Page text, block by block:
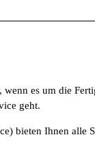
wenn es um die
geht.
bieten Ihnen